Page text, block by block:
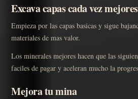
Excava capas cada vez mejores
Empieza por las capas basicas y sigue
materiales de mas valor.
Los minerales mejores hacen que las
faciles de pagar y aceleran mucho la
Mejora tu mina